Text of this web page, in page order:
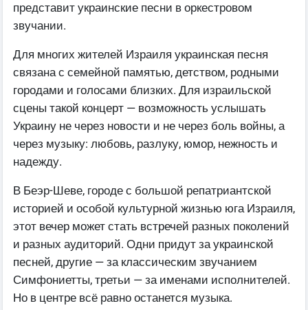
представит украинские песни в оркестровом
звучании.
Для многих жителей Израиля украинская песня
связана с семейной памятью, детством, родными
городами и голосами близких. Для израильской
сцены такой концерт — возможность услышать
Украину не через новости и не через боль войны, а
через музыку: любовь, разлуку, юмор, нежность и
надежду.
В Беэр-Шеве, городе с большой репатриантской
историей и особой культурной жизнью юга Израиля,
этот вечер может стать встречей разных поколений
и разных аудиторий. Одни придут за украинской
песней, другие — за классическим звучанием
Симфониетты, третьи — за именами исполнителей.
Но в центре всё равно останется музыка.